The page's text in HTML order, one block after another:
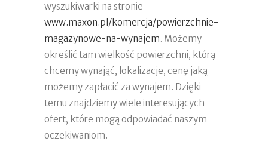
wyszukiwarki na stronie
www.maxon.pl/komercja/powierzchnie-
magazynowe-na-wynajem. Możemy
określić tam wielkość powierzchni, którą
chcemy wynająć, lokalizacje, cenę jaką
możemy zapłacić za wynajem. Dzięki
temu znajdziemy wiele interesujących
ofert, które mogą odpowiadać naszym
oczekiwaniom.